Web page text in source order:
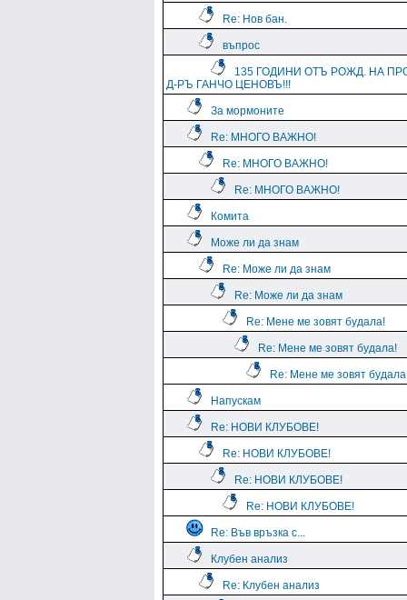
Re: Нов бан.
въпрос
135 ГОДИНИ ОТЪ РОЖД. НА
Д-РЪ ГАНЧО ЦЕНОВЪ!!!
За мормоните
Re: МНОГО ВАЖНО!
Re: МНОГО ВАЖНО!
Re: МНОГО ВАЖНО!
Комита
Може ли да знам
Re: Може ли да знам
Re: Може ли да знам
Re: Мене ме зовят будала!
Re: Мене ме зовят будала!
Re: Мене ме зовят
Напускам
Re: НОВИ КЛУБОВЕ!
Re: НОВИ КЛУБОВЕ!
Re: НОВИ КЛУБОВЕ!
Re: НОВИ КЛУБОВЕ!
Re: Във връзка с...
Клубен анализ
Re: Клубен анализ